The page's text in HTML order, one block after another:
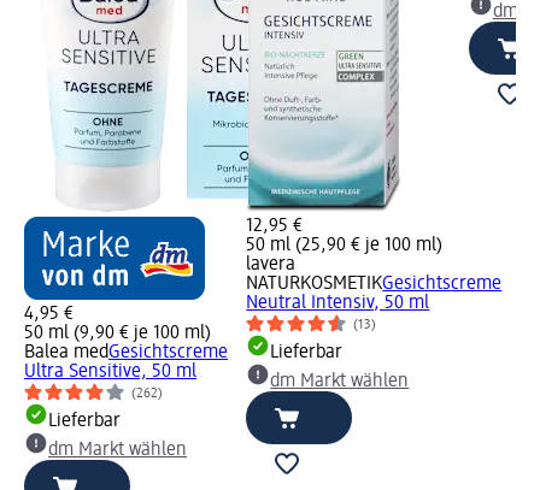
4,95 €
50 ml (9,90 € je 100 ml)
Balea medGesichtscreme
Ultra Sensitive, 50 ml
(262)
Lieferbar
dm Markt wählen
12,95 €
50 ml (25,90 € je 100 ml)
lavera
NATURKOSMETIKGesichtscreme
Neutral Intensiv, 50 ml
(13)
Lieferbar
dm Markt wählen
dm